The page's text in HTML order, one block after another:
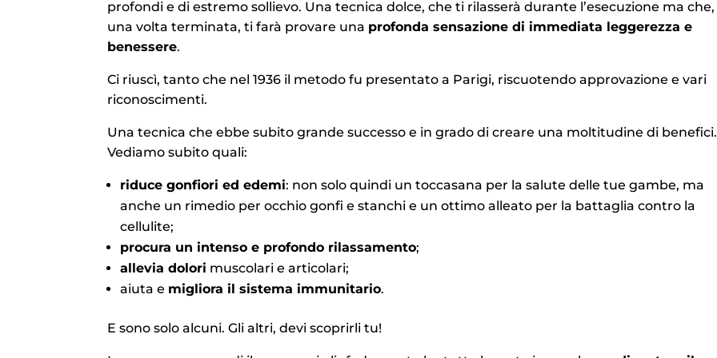
profondi e di estremo sollievo. Una tecnica dolce, che ti rilasserà durante l’esecuzione ma che,
una volta terminata, ti farà provare una profonda sensazione di immediata leggerezza e
benessere.
Ci riuscì, tanto che nel 1936 il metodo fu presentato a Parigi, riscuotendo approvazione e vari
riconoscimenti.
Una tecnica che ebbe subito grande successo e in grado di creare una moltitudine di benefici.
Vediamo subito quali:
riduce gonfiori ed edemi: non solo quindi un toccasana per la salute delle tue gambe, ma
anche un rimedio per occhio gonfi e stanchi e un ottimo alleato per la battaglia contro la
cellulite;
procura un intenso e profondo rilassamento;
allevia dolori muscolari e articolari;
aiuta e migliora il sistema immunitario.
E sono solo alcuni. Gli altri, devi scoprirli tu!